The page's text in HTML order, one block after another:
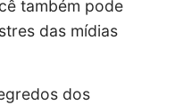
também pode
das mídias
dos